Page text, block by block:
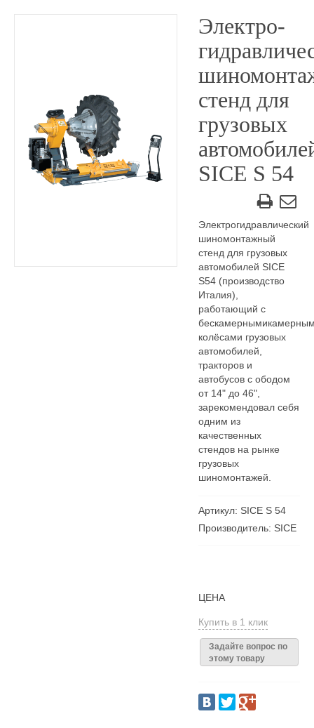
Электро-
стенд для
грузовых
SICE S 54
Электрогидравлический
шиномонтажный
стенд для грузовых
автомобилей SICE
S54 (производство
Италия),
работающий с
колёсами грузовых
автомобилей,
тракторов и
автобусов с ободом
от 14" до 46",
зарекомендовал себя
одним из
качественных
стендов на рынке
грузовых
шиномонтажей.
Артикул: SICE S 54
Производитель: SICE
ЦЕНА
Купить в 1 клик
Задайте вопрос по
этому товару